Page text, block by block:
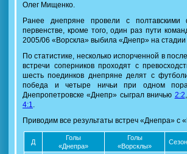
Олег Мищенко.
Ранее днепряне провели с
первенстве, кроме того, один раз пути
2005/06 «Ворскла» выбила «Днепр» на
По статистике, несколько испорченной в
встречи соперников проходят с
шесть поединков днепряне делят с
победа и четыре ничьи при одном
Днепропетровске «Днепр» сыграл вничью 2:2
4:1.
Приводим все результаты встреч «Днепра» с
Д
Голы
«Днепра»
Голы
«Ворсклы»
Сезон